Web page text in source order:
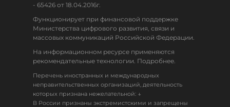
- 65426 от 18.04.2016г.
Функционирует при финансовой поддержке
Министерства цифрового развития, связи и
массовых коммуникаций Российской Федерации.
На информационном ресурсе применяются
рекомендательные технологии. Подробнее.
Перечень иностранных и международных
неправительственных организаций, деятельность
которых признана нежелательной: ↓
В России признаны экстремистскими и запрещены